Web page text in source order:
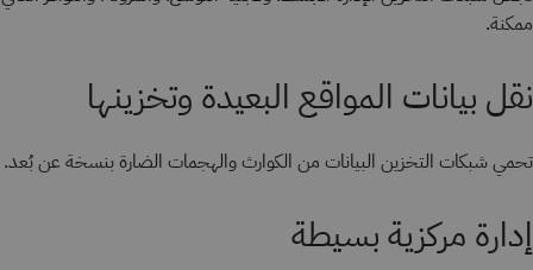
ممكنة.
نقل بيانات المواقع البعيدة وتخزينها
تحمي شبكات التخزين البيانات من الكوارث والهجمات الضارة بنسخة عن بُعد.
إدارة مركزية بسيطة